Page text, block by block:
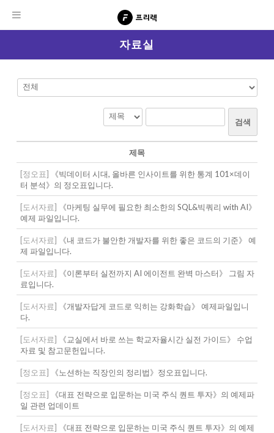
자료실
검색
제목
[정오표]
《빅데이터 시대, 올바른 인사이트를 위한 통계 101×데이
터 분석》의 정오표입니다.
[도서자료]
《마케팅 실무에 필요한 최소한의 SQL&빅쿼리 with AI》
예제 파일입니다.
[도서자료]
《내 코드가 불안한 개발자를 위한 좋은 코드의 기준》 예
제 파일입니다.
[도서자료]
《이론부터 실전까지 AI 에이전트 완벽 마스터》 그림 자
료입니다.
[도서자료]
《개발자답게 코드로 익히는 강화학습》 예제파일입니
다.
[도서자료]
《교실에서 바로 쓰는 학교자율시간 실전 가이드》 수업
자료 및 참고문헌입니다.
[정오표] 《노션하는 직장인의 정리법》정오표입니다.
[정오표]
《대표 전략으로 입문하는 미국 주식 퀀트 투자》의 예제파
일 관련 업데이트
[도서자료]
《대표 전략으로 입문하는 미국 주식 퀀트 투자》의 예제